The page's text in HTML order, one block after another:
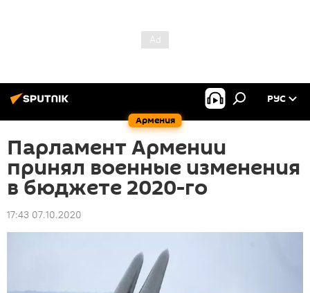
Армения
РУС
Парламент Армении
принял военные изменения
в бюджете 2020-го
17:43 07.10.2020